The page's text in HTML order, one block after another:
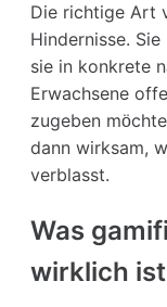
Die richtige Art
Hindernisse.
sie in konkrete
Erwachsene
zugeben
dann wirksam,
verblasst.
Was
wirklich ist